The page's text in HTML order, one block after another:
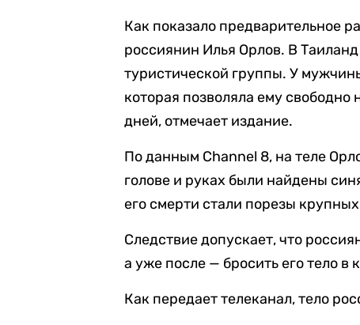
Как показало предварительное
россиянин Илья Орлов. В
туристической группы. У
которая позволяла ему свободно
дней, отмечает издание.
По данным Channel 8, на теле
голове и руках были найдены
его смерти стали порезы
Следствие допускает, что
а уже после — бросить его тело в
Как передает телеканал, тело